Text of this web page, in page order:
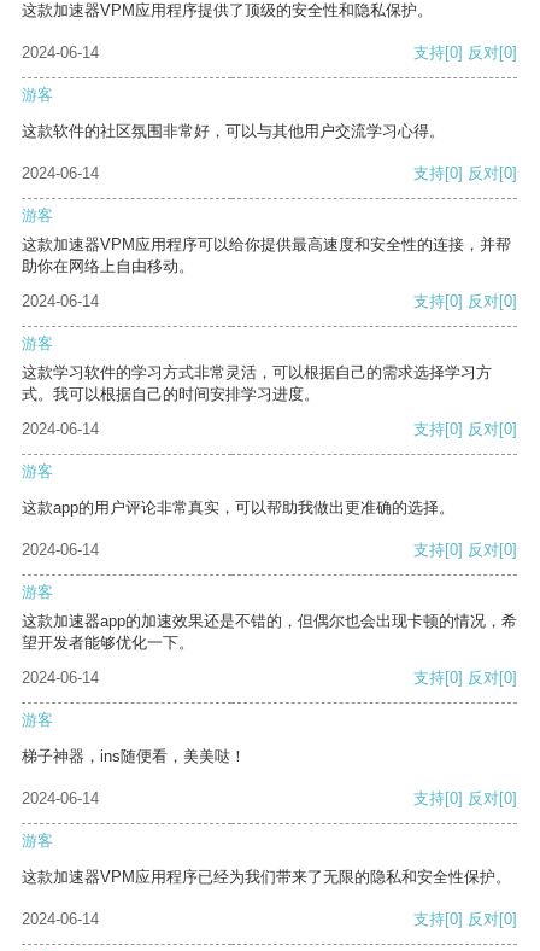
这款加速器VPM应用程序提供了顶级的安全性和隐私保护。
2024-06-14 支持[0] 反对[0]
游客
这款软件的社区氛围非常好，可以与其他用户交流学习心得。
2024-06-14 支持[0] 反对[0]
游客
这款加速器VPM应用程序可以给你提供最高速度和安全性的连接，并帮
助你在网络上自由移动。
2024-06-14
支持[0] 反对[0]
游客
这款学习软件的学习方式非常灵活，可以根据自己的需求选择学习方
式。我可以根据自己的时间安排学习进度。
2024-06-14
支持[0] 反对[0]
游客
这款app的用户评论非常真实，可以帮助我做出更准确的选择。
2024-06-14 支持[0] 反对[0]
游客
这款加速器app的加速效果还是不错的，但偶尔也会出现卡顿的情况，希
望开发者能够优化一下。
2024-06-14
支持[0] 反对[0]
游客
梯子神器，ins随便看，美美哒！
2024-06-14 支持[0] 反对[0]
游客
这款加速器VPM应用程序已经为我们带来了无限的隐私和安全性保护。
2024-06-14 支持[0] 反对[0]